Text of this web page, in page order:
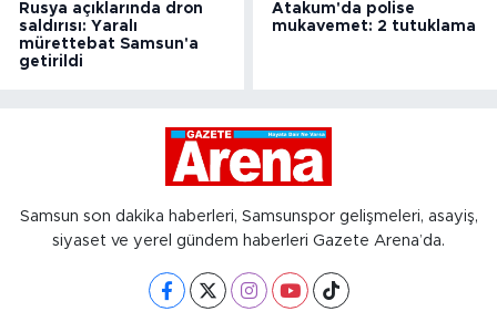
Rusya açıklarında dron
saldırısı: Yaralı
mürettebat Samsun'a
getirildi
Atakum'da polise
mukavemet: 2 tutuklama
Samsun son dakika haberleri, Samsunspor gelişmeleri, asayiş,
siyaset ve yerel gündem haberleri Gazete Arena’da.